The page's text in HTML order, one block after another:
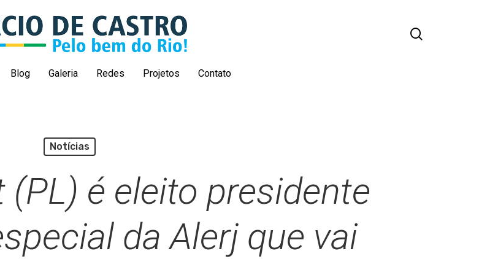
Blog Galeria Redes Projetos Contato
Notícias
é eleito presidente
da Alerj que vai